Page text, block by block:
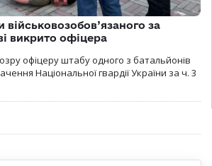
військовозобов’язаного за
викрито офіцера
офіцеру штабу одного з батальйонів
Національної гвардії України за ч. 3